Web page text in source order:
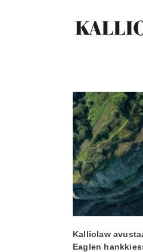
Kalliolaw
Eaglen